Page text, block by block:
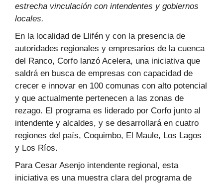
estrecha vinculación con intendentes y gobiernos
locales.
En la localidad de Llifén y con la presencia de
autoridades regionales y empresarios de la cuenca
del Ranco, Corfo lanzó Acelera, una iniciativa que
saldrá en busca de empresas con capacidad de
crecer e innovar en 100 comunas con alto potencial
y que actualmente pertenecen a las zonas de
rezago. El programa es liderado por Corfo junto al
intendente y alcaldes, y se desarrollará en cuatro
regiones del país, Coquimbo, El Maule, Los Lagos
y Los Ríos.
Para Cesar Asenjo intendente regional, esta
iniciativa es una muestra clara del programa de